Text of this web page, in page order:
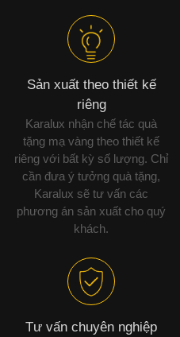
Sản xuất theo thiết kế
riêng
Karalux nhận chế tác quà
tặng mạ vàng theo thiết kế
riêng với bất kỳ số lượng. Chỉ
cần đưa ý tưởng quà tặng,
Karalux sẽ tư vấn các
phương án sản xuất cho quý
khách.
Tư vấn chuyên nghiệp